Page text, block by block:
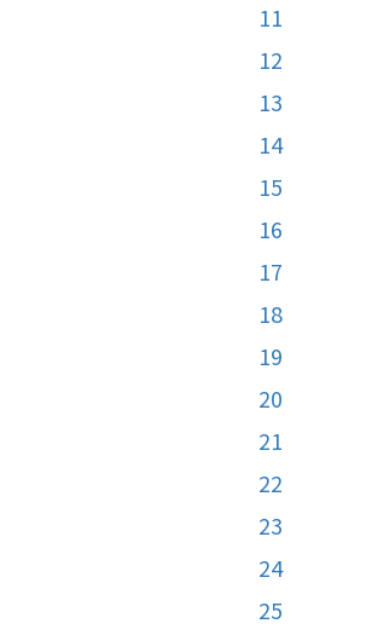
11
12
13
14
15
16
17
18
19
20
21
22
23
24
25